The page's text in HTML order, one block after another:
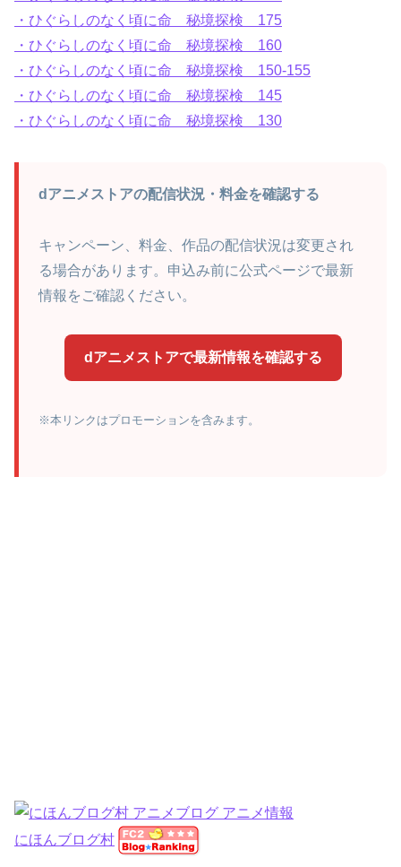
・ひぐらしのなく頃に命 秘境探検 175
・ひぐらしのなく頃に命 秘境探検 160
・ひぐらしのなく頃に命 秘境探検 150-155
・ひぐらしのなく頃に命 秘境探検 145
・ひぐらしのなく頃に命 秘境探検 130
dアニメストアの配信状況・料金を確認する
キャンペーン、料金、作品の配信状況は変更され
る場合があります。申込み前に公式ページで最新
情報をご確認ください。
dアニメストアで最新情報を確認する
※本リンクはプロモーションを含みます。
にほんブログ村